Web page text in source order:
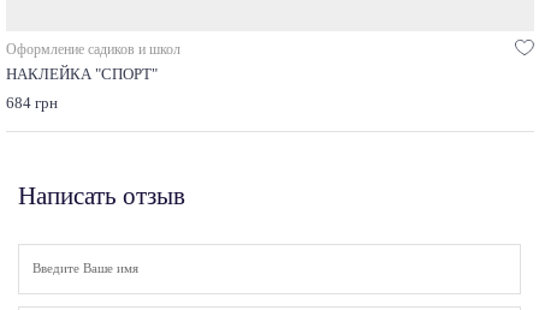
Оформление садиков и школ
НАКЛЕЙКА "СПОРТ"
684 грн
Написать отзыв